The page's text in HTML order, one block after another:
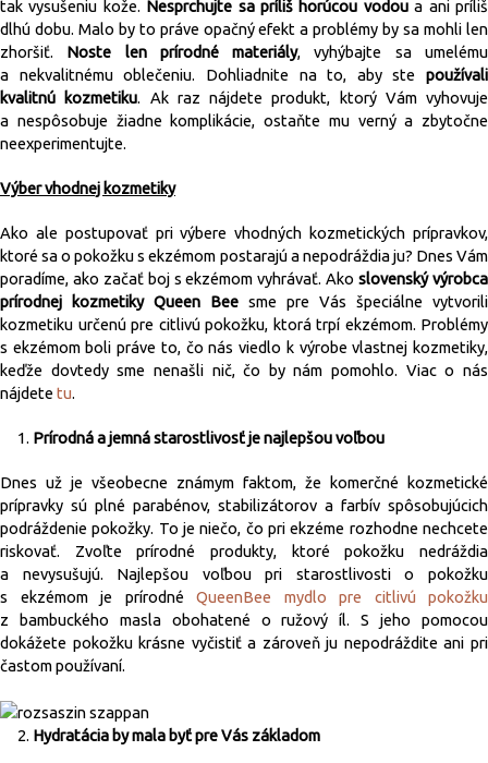
tak vysušeniu kože. Nesprchujte sa príliš horúcou vodoua ani príliš
dlhú dobu. Malo by to práve opačný efekt a problémy by sa mohli len
zhoršiť. Noste len prírodné materiály, vyhýbajte sa umelému
a nekvalitnému oblečeniu. Dohliadnite na to, aby ste používali
kvalitnú kozmetiku. Ak raz nájdete produkt, ktorý Vám vyhovuje
a nespôsobuje žiadne komplikácie, ostaňte mu verný a zbytočne
neexperimentujte.
Výber vhodnej kozmetiky
Ako ale postupovať pri výbere vhodných kozmetických prípravkov,
ktoré sa o pokožku s ekzémom postarajú a nepodráždia ju? Dnes Vám
poradíme, ako začať boj s ekzémom vyhrávať. Akoslovenský výrobca
prírodnej kozmetiky Queen Bee sme pre Vás špeciálne vytvorili
kozmetiku určenú pre citlivú pokožku, ktorá trpí ekzémom. Problémy
s ekzémom boli práve to, čo nás viedlo k výrobe vlastnej kozmetiky,
keďže dovtedy sme nenašli nič, čo by nám pomohlo. Viac o nás
nájdete tu.
Prírodná a jemná starostlivosť je najlepšou voľbou
Dnes už je všeobecne známym faktom, že komerčné kozmetické
prípravky sú plné parabénov, stabilizátorov a farbív spôsobujúcich
podráždenie pokožky. To je niečo, čo pri ekzéme rozhodne nechcete
riskovať. Zvoľte prírodné produkty, ktoré pokožku nedráždia
a nevysušujú. Najlepšou voľbou pri starostlivosti o pokožku
s ekzémom je prírodné QueenBee mydlo pre citlivú pokožku
z bambuckého masla obohatené o ružový íl. S jeho pomocou
dokážete pokožku krásne vyčistiť a zároveň ju nepodráždite ani pri
častom používaní.
Hydratácia by mala byť pre Vás základom